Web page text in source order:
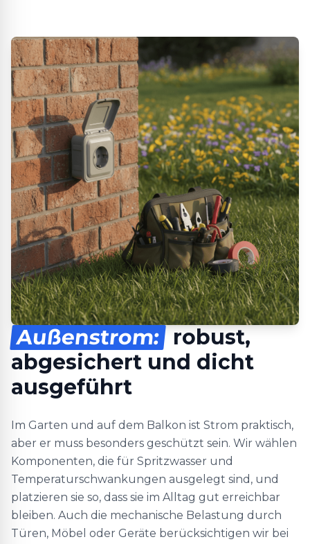
Außenstrom: robust,
abgesichert und dicht
ausgeführt
Im Garten und auf dem Balkon ist Strom praktisch,
aber er muss besonders geschützt sein. Wir wählen
Komponenten, die für Spritzwasser und
Temperaturschwankungen ausgelegt sind, und
platzieren sie so, dass sie im Alltag gut erreichbar
bleiben. Auch die mechanische Belastung durch
Türen, Möbel oder Geräte berücksichtigen wir bei